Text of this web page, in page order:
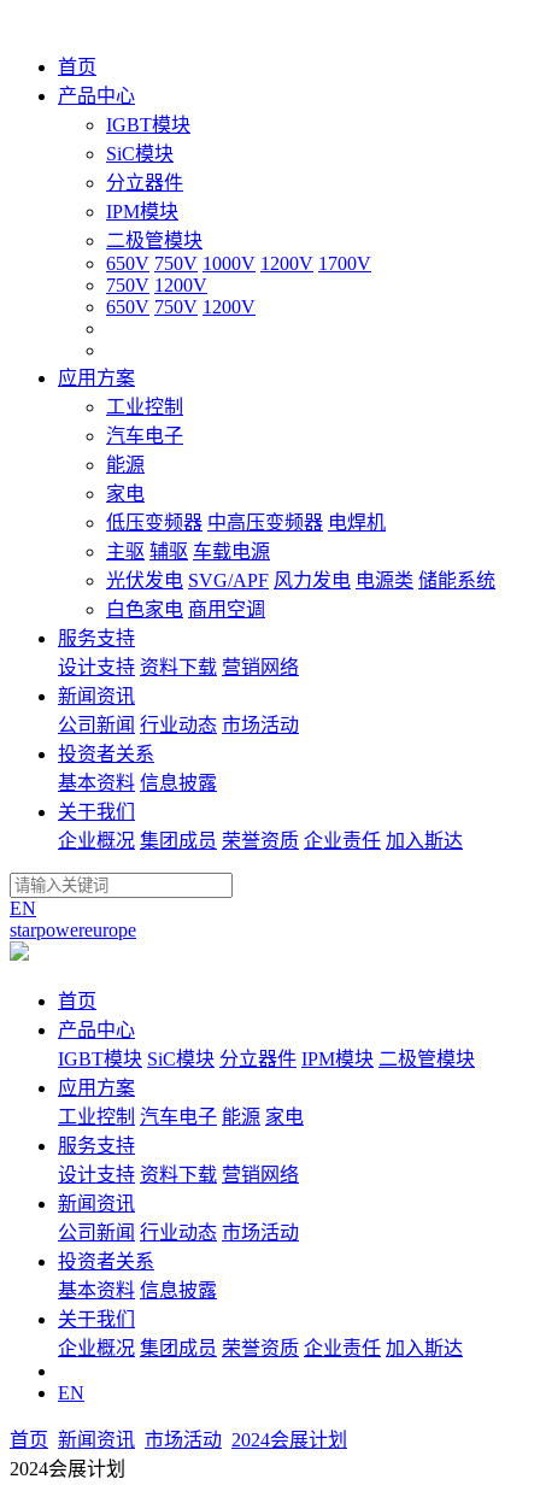
首页
产品中心
IGBT模块
SiC模块
分立器件
IPM模块
二极管模块
650V 750V 1000V 1200V 1700V
750V 1200V
650V 750V 1200V
应用方案
工业控制
汽车电子
能源
家电
低压变频器 中高压变频器 电焊机
主驱 辅驱 车载电源
光伏发电 SVG/APF 风力发电 电源类 储能系统
白色家电 商用空调
服务支持
设计支持 资料下载 营销网络
新闻资讯
公司新闻 行业动态 市场活动
投资者关系
基本资料 信息披露
关于我们
企业概况 集团成员 荣誉资质 企业责任 加入斯达
EN
starpowereurope
首页
产品中心
IGBT模块 SiC模块 分立器件 IPM模块 二极管模块
应用方案
工业控制 汽车电子 能源 家电
服务支持
设计支持 资料下载 营销网络
新闻资讯
公司新闻 行业动态 市场活动
投资者关系
基本资料 信息披露
关于我们
企业概况 集团成员 荣誉资质 企业责任 加入斯达
EN
首页 新闻资讯 市场活动 2024会展计划
2024会展计划